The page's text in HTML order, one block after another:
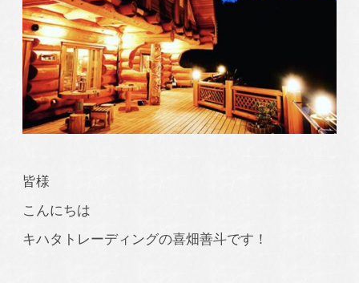
皆様
こんにちは
キハタトレーディングの喜畑善斗です！